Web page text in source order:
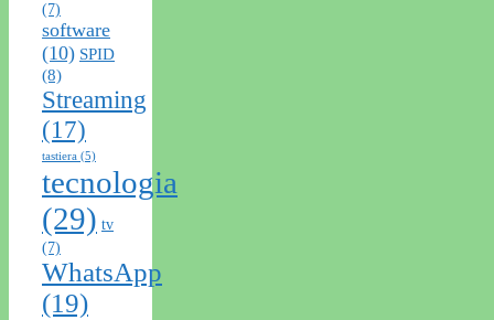
(7)
software
(10) SPID
(8)
Streaming
(17)
tastiera (5)
tecnologia
(29) tv
(7)
WhatsApp
(19)